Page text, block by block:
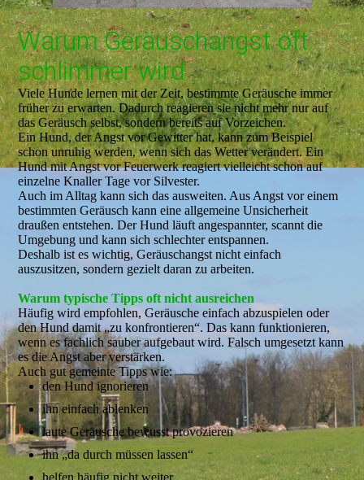
Warum Geräuschangst oft
schlimmer wird
Viele Hunde lernen mit der Zeit, bestimmte Geräusche immer
früher zu erwarten. Dadurch reagieren sie nicht mehr nur auf
das Geräusch selbst, sondern bereits auf Vorzeichen.
Ein Hund, der Angst vor Gewitter hat, kann zum Beispiel
schon unruhig werden, wenn sich das Wetter verändert. Ein
Hund mit Angst vor Feuerwerk reagiert vielleicht schon auf
einzelne Knaller Tage vor Silvester.
Auch im Alltag kann sich das ausweiten. Aus Angst vor einem
bestimmten Geräusch kann eine allgemeine Unsicherheit
draußen entstehen. Der Hund läuft angespannter, scannt die
Umgebung und kann sich schlechter entspannen.
Deshalb ist es wichtig, Geräuschangst nicht einfach
auszusitzen, sondern gezielt daran zu arbeiten.
Warum typische Tipps oft nicht ausreichen
Häufig wird empfohlen, Geräusche einfach abzuspielen oder
den Hund damit „zu konfrontieren“. Das kann funktionieren,
wenn es fachlich sauber aufgebaut wird. Falsch umgesetzt kann
es die Angst aber verstärken.
Auch gut gemeinte Tipps wie:
den Hund ignorieren
ihn einfach ablenken
laute Geräusche bewusst provozieren
ihn „da durch müssen lassen“
helfen häufig nicht weiter.